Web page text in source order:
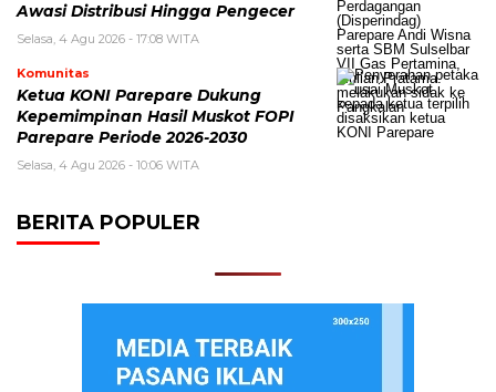
Awasi Distribusi Hingga Pengecer
Selasa, 4 Agu 2026 - 17:08 WITA
Komunitas
Ketua KONI Parepare Dukung
Kepemimpinan Hasil Muskot FOPI
Parepare Periode 2026-2030
Selasa, 4 Agu 2026 - 10:06 WITA
BERITA POPULER